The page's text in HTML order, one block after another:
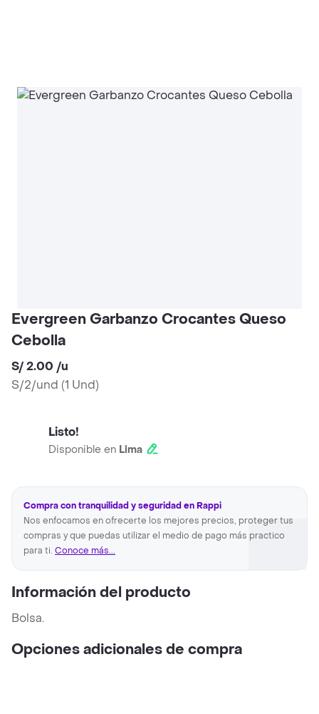
Evergreen Garbanzo Crocantes Queso
Cebolla
S/ 2.00 /u
S/2/und (1 Und)
Listo!
Disponible en Lima
Compra con tranquilidad y seguridad en Rappi
Nos enfocamos en ofrecerte los mejores precios, proteger tus
compras y que puedas utilizar el medio de pago más practico
para ti. Conoce más...
Información del producto
Bolsa.
Opciones adicionales de compra